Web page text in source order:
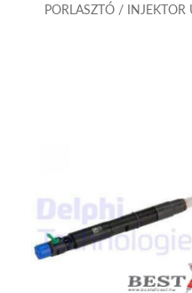
PORLASZTÓ /